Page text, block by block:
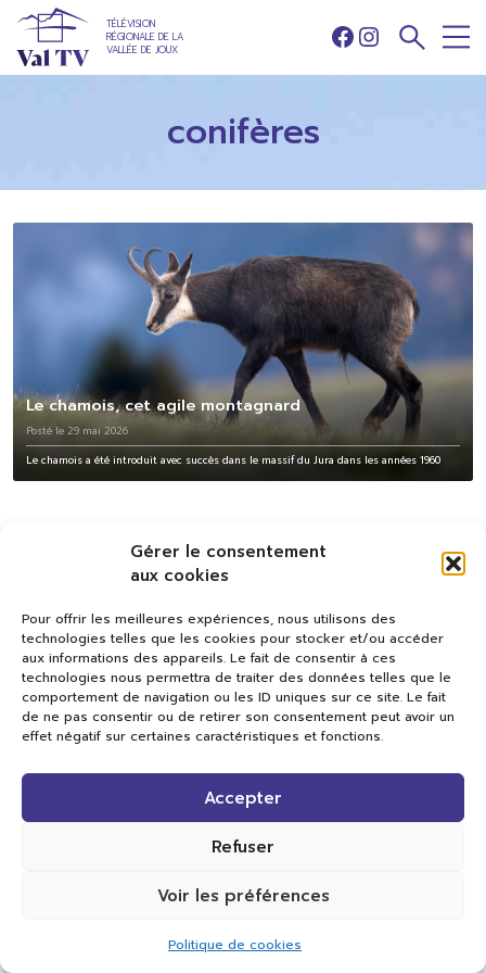
Gérer le consentement
aux cookies
Pour offrir les meilleures expériences, nous utilisons des
technologies telles que les cookies pour stocker et/ou accéder
aux informations des appareils. Le fait de consentir à ces
technologies nous permettra de traiter des données telles que le
comportement de navigation ou les ID uniques sur ce site. Le fait
de ne pas consentir ou de retirer son consentement peut avoir un
effet négatif sur certaines caractéristiques et fonctions.
Accepter
Refuser
Voir les préférences
Politique de cookies
TÉLÉVISION
RÉGIONALE DE LA
VALLÉE DE JOUX
Facebook
Instagram
conifères
Le chamois, cet agile montagnard
Posté le 29 mai 2026
Le chamois a été introduit avec succès dans le massif du Jura dans les années 1960
Val TV
Centre de Compétences Médias
Rue du Pont-Neuf 24
Tous droits réservés.
Réalisation Cavin-Baudat Digital Lab